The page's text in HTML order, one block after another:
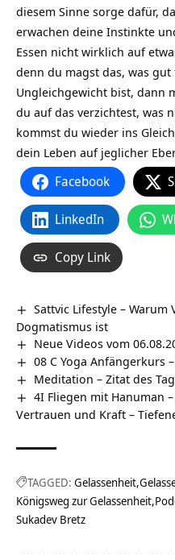
diesem Sinne sorge dafür,
erwachen deine Instinkte
Essen nicht wirklich auf
denn du magst das, was
Ungleichgewicht bist, dann
du auf das verzichtest, was
kommst du wieder ins
dein Leben auf jeglicher
Facebook
LinkedIn
Copy Link
Sattvic Lifestyle –
Dogmatismus ist
Neue Videos vom
08 C Yoga Anfängerkurs
Meditation – Zitat des
4I Fliegen mit Hanuman
Vertrauen und Kraft –
TAGGED: Gelassenheit
Königsweg zur Gelassenheit
Sukadev Bretz